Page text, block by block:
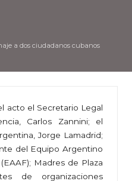
a dos ciudadanos cubanos
acto el Secretario Legal
Carlos Zannini; el
Jorge Lamadrid;
del Equipo Argentino
Madres de Plaza
de organizaciones